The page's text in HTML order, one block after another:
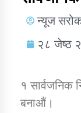
न्यूज
२८ जेष्ठ
१ सार्वजनिक
बनाऔं।